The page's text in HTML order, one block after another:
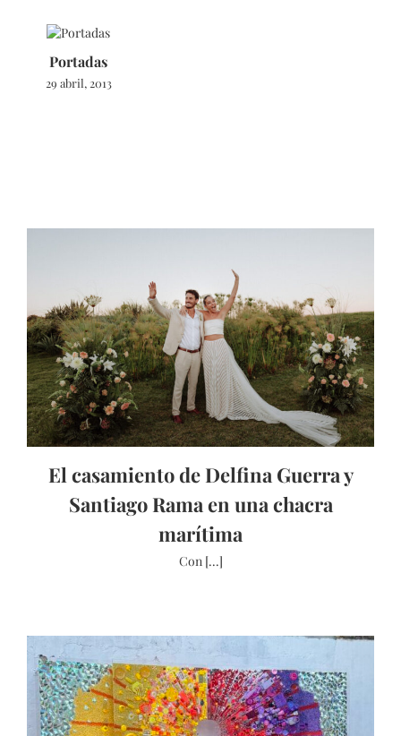
Portadas
29 abril, 2013
El casamiento de Delfina Guerra y
Santiago Rama en una chacra
marítima
Con [...]